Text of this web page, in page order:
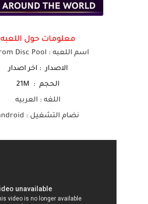
معلومات حول اللعبه
اسم اللعبه : Carrom Disc Pool
الاصدار : اخر اصدار
الحجم : 21M
اللغه : العربيه
نضام التشغيل : android